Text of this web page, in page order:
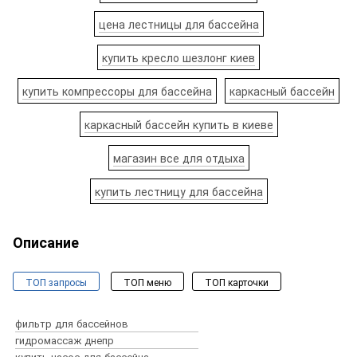
цена лестницы для бассейна
купить кресло шезлонг киев
купить компрессоры для бассейна каркасный бассейн
каркасный бассейн купить в киеве
магазин все для отдыха
купить лестницу для бассейна
Описание
ТОП запросы ТОП меню
ТОП карточки
Оборудование для бассейнов
Химия для бассейна
Пылесосы для бассейнов
фильтр для бассейнов
гидромассаж днепр